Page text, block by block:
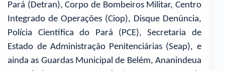
Pará (Detran), Corpo de Bombeiros Militar, Centro
Integrado de Operações (Ciop), Disque Denúncia,
Polícia Científica do Pará (PCE), Secretaria de
Estado de Administração Penitenciárias (Seap), e
ainda as Guardas Municipal de Belém, Ananindeua